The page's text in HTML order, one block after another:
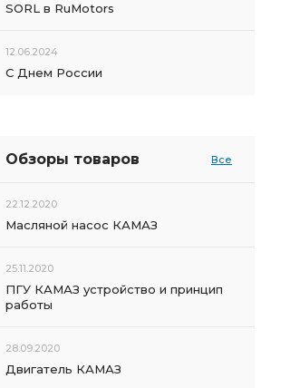
SORL в RuMotors
12.06.2024
С Днем России
Обзоры товаров Все
22.12.2020
Масляной насос КАМАЗ
25.11.2020
ПГУ КАМАЗ устройство и принцип
работы
28.09.2020
Двигатель КАМАЗ